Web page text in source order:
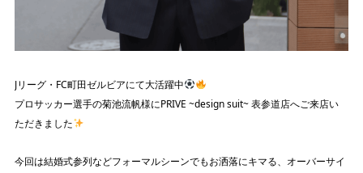
Jリーグ・FC町田ゼルビアにて大活躍中
プロサッカー選手の菊池流帆様にPRIVE ~design suit~ 表参道店へご来店い
ただきました
今回は結婚式参列などフォーマルシーンでもお洒落にキマる、オーバーサイ